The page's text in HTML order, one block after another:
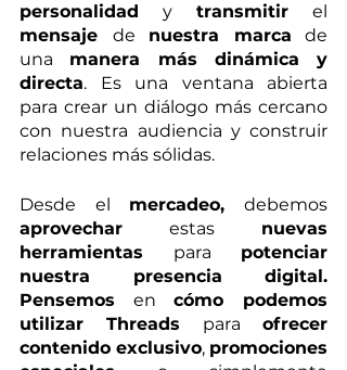
personalidad y transmitir
mensaje de nuestra marca de
una manera más dinámica y
directa. Es una ventana abierta
para crear un diálogo más cercano
con nuestra audiencia y construir
relaciones más sólidas.
Desde el mercadeo,
aprovechar estas nuevas
herramientas para potenciar
nuestra presencia digital.
Pensemos en cómo podemos
utilizar Threads para ofrecer
contenido exclusivo, promociones